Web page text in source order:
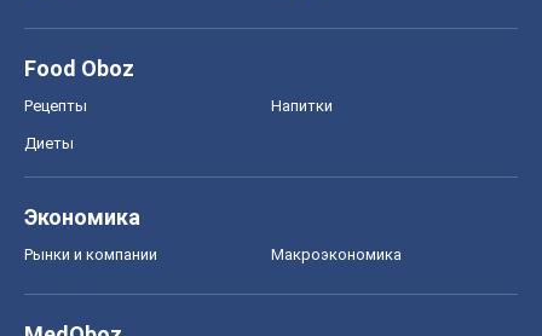
Food Oboz
Рецепты Напитки
Диеты
Экономика
Рынки и компании Mакроэкономика